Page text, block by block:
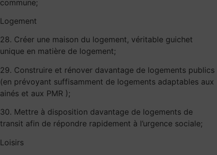
commune;
Logement
28. Créer une maison du logement, véritable guichet
unique en matière de logement;
29. Construire et rénover davantage de logements publics
(en prévoyant suffisamment de logements adaptables aux
ainés et aux PMR );
30. Mettre à disposition davantage de logements de
transit afin de répondre rapidement à l’urgence sociale;
Loisirs